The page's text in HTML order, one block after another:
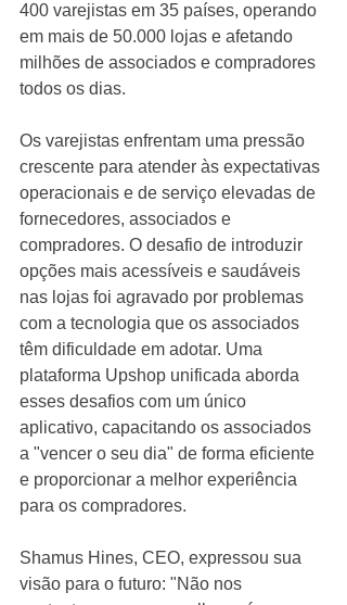
400 varejistas em 35 países, operando
em mais de 50.000 lojas e afetando
milhões de associados e compradores
todos os dias.
Os varejistas enfrentam uma pressão
crescente para atender às expectativas
operacionais e de serviço elevadas de
fornecedores, associados e
compradores. O desafio de introduzir
opções mais acessíveis e saudáveis
nas lojas foi agravado por problemas
com a tecnologia que os associados
têm dificuldade em adotar. Uma
plataforma Upshop unificada aborda
esses desafios com um único
aplicativo, capacitando os associados
a "vencer o seu dia" de forma eficiente
e proporcionar a melhor experiência
para os compradores.
Shamus Hines, CEO, expressou sua
visão para o futuro: "Não nos